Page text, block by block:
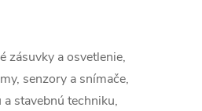
zásuvky a osvetlenie,
senzory a snímače,
stavebnú techniku,